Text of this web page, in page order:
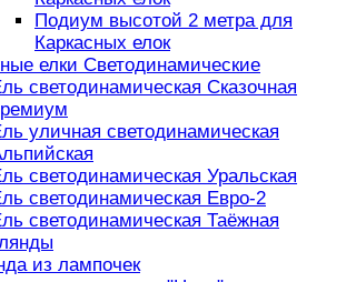
Подиум высотой 2 метра для
Каркасных елок
елки Светодинамические
светодинамическая Сказочная
уличная светодинамическая
светодинамическая Уральская
светодинамическая Евро-2
светодинамическая Таёжная
из лампочек